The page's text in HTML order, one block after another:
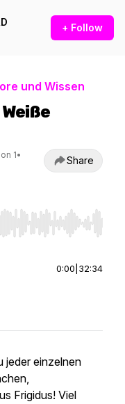
+ Follow
und Wissen
1•
Share
Home/End to jump to
0:00 32:34
jeder einzelnen
Frigidus! Viel